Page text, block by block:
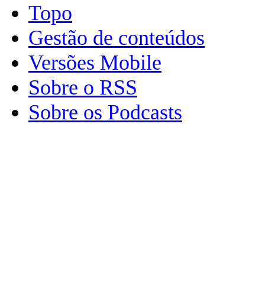
Topo
Gestão de conteúdos
Versões Mobile
Sobre o RSS
Sobre os Podcasts